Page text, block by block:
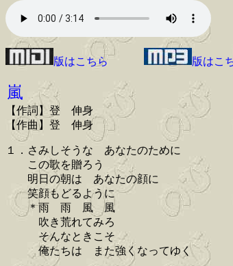
版はこちら 版はこ
嵐
【作詞】登 伸身
【作曲】登 伸身
１．さみしそうな あなたのために
この歌を贈ろう
明日の朝は あなたの顔に
笑顔もどるように
＊雨 雨 風 風
吹き荒れてみろ
そんなときこそ
俺たちは また強くなってゆく